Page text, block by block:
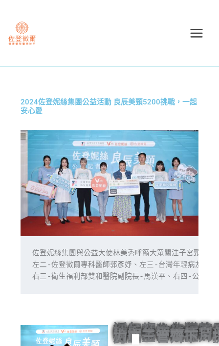
容
2024佐登妮絲集團公益活動 良辰美頸5200挑戰，一起
安心愛
佐登妮絲集團與公益大使林美秀呼籲大眾關注子宮頸癌防
左二-佐登微爾專科醫師郭彥妤、左三-台灣年輕病友協
右三-衛生福利部雙和醫院副院長-馬漢平、右四-公益大
近年來，台灣的子宮頸癌有年輕化的趨
長期關注女性議題的佐登妮絲，邀請國
媽林美秀擔任公益大使，攜手台灣年輕
協會、衛生福利部雙和醫院，共同呼籲
性行為、接種 HPV 疫苗、定期子宮頸抹片
檢查三管齊下，提升防護力!